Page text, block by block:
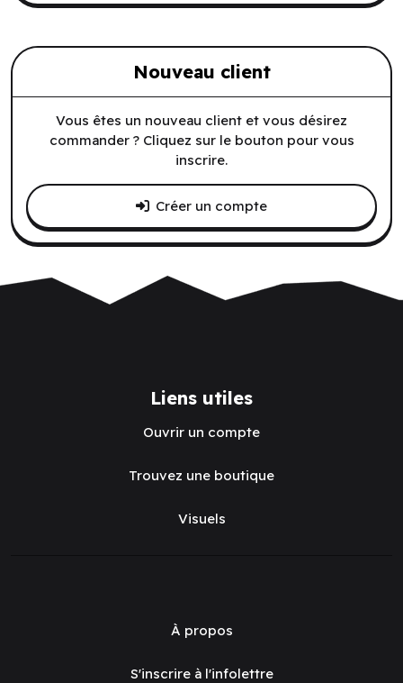
Nouveau client
Vous êtes un nouveau client et vous désirez
commander ? Cliquez sur le bouton pour vous
inscrire.
Créer un compte
Liens utiles
Ouvrir un compte
Trouvez une boutique
Visuels
À propos
S'inscrire à l'infolettre